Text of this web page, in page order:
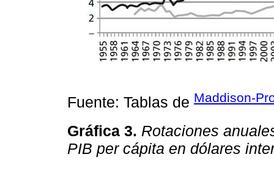
Fuente: Tablas de Maddison-
Gráfica 3. Rotaciones
PIB per cápita en dólares